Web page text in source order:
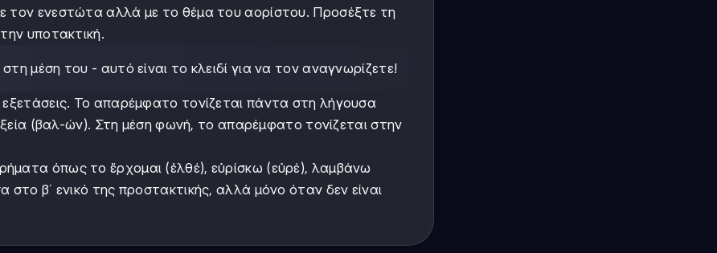
τον ενεστώτα αλλά με το θέμα του αορίστου. Προσέξτε τη
υποτακτική.
μέση του - αυτό είναι το κλειδί για να τον αναγνωρίζετε!
εξετάσεις. Το απαρέμφατο τονίζεται πάντα στη λήγουσα
(βαλ-ών). Στη μέση φωνή, το απαρέμφατο τονίζεται στην
όπως το ἔρχομαι (ἐλθέ), εὑρίσκω (εὐρέ), λαμβάνω
β΄ ενικό της προστακτικής, αλλά μόνο όταν δεν είναι